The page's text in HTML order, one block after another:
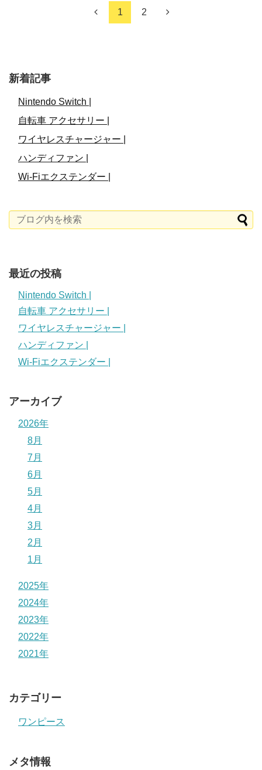
1 2
新着記事
Nintendo Switch |
自転車 アクセサリー |
ワイヤレスチャージャー |
ハンディファン |
Wi-Fiエクステンダー |
最近の投稿
Nintendo Switch |
自転車 アクセサリー |
ワイヤレスチャージャー |
ハンディファン |
Wi-Fiエクステンダー |
アーカイブ
2026年
8月
7月
6月
5月
4月
3月
2月
1月
2025年
2024年
2023年
2022年
2021年
カテゴリー
ワンピース
メタ情報